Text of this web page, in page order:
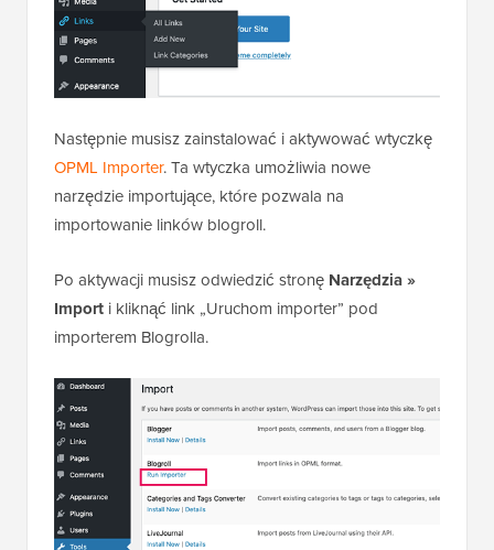
Następnie musisz zainstalować i aktywować wtyczkę
OPML Importer. Ta wtyczka umożliwia nowe
narzędzie importujące, które pozwala na
importowanie linków blogroll.
Po aktywacji musisz odwiedzić stronę Narzędzia »
Import i kliknąć link „Uruchom importer” pod
importerem Blogrolla.